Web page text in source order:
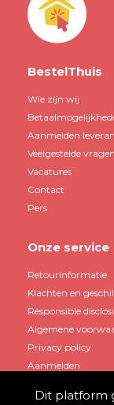
BestelThuis
Wie zijn wij
Aanmelden
Veelgestelde vragen
Vacatures
Contact
Pers
Onze service
Retourinformatie
Klachten en
Responsible
Algemene
Privacy policy
Aanmelden
Dit platform